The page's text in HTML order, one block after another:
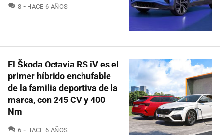
8 COMENTARIOS
HACE 6 AÑOS
El Škoda Octavia RS iV es el
primer híbrido enchufable
de la familia deportiva de la
marca, con 245 CV y 400
Nm
6 COMENTARIOS
HACE 6 AÑOS